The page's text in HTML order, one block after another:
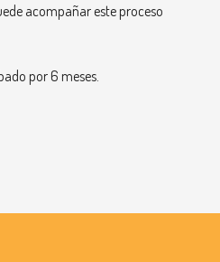
acompañar este proceso
por 6 meses.